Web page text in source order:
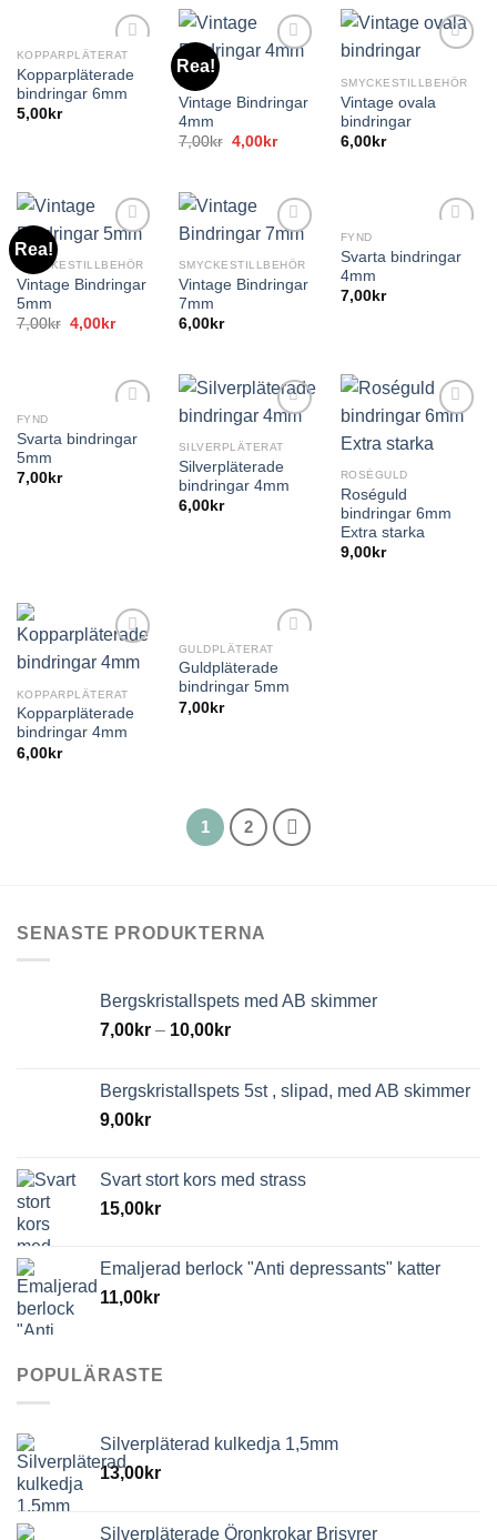
KOPPARPLÄTERAT
Kopparpläterade
bindringar 6mm
5,00kr
Rea!
FYND
Vintage Bindringar
4mm
7,00kr Det
4,00krDet
4,00kr.
SMYCKESTILLBEHÖR
Vintage ovala
bindringar
6,00kr
Rea!
SMYCKESTILLBEHÖR
Vintage Bindringar
5mm
7,00kr Det
4,00krDet
4,00kr.
SMYCKESTILLBEHÖR
Vintage Bindringar
7mm
6,00kr
FYND
Svarta bindringar
4mm
7,00kr
FYND
Svarta bindringar
5mm
7,00kr
SILVERPLÄTERAT
Silverpläterade
bindringar 4mm
6,00kr
ROSÉGULD
Roséguld
bindringar 6mm
Extra starka
9,00kr
KOPPARPLÄTERAT
Kopparpläterade
bindringar 4mm
6,00kr
GULDPLÄTERAT
Guldpläterade
bindringar 5mm
7,00kr
1 2
SENASTE PRODUKTERNA
Bergskristallspets med AB skimmer
7,00kr – 10,00kr
Bergskristallspets 5st , slipad, med AB skimmer
9,00kr
Svart stort kors med strass
15,00kr
Emaljerad berlock "Anti depressants" katter
11,00kr
POPULÄRASTE
Silverpläterad kulkedja 1,5mm
13,00kr
Silverpläterade Öronkrokar Brisyrer